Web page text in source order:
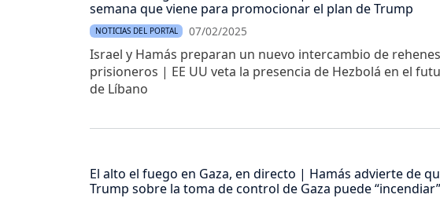
semana que viene para promocionar el plan de Trump
NOTICIAS DEL PORTAL 07/02/2025
Israel y Hamás preparan un nuevo intercambio de
prisioneros | EE UU veta la presencia de Hezbolá en el
de Líbano
El alto el fuego en Gaza, en directo | Hamás advierte de
Trump sobre la toma de control de Gaza puede